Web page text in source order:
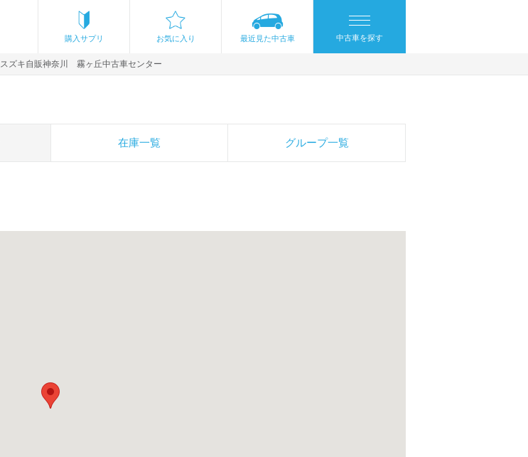
購入サプリ お気に入り 最近見た中古車 中古車を探す
スズキ自販神奈川 霧ヶ丘中古車センター
在庫一覧 グループ一覧